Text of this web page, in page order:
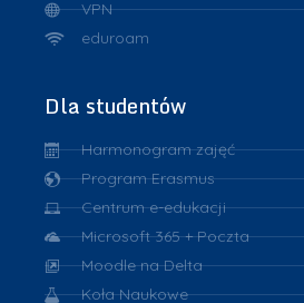
VPN
eduroam
Dla studentów
Harmonogram zajęć
Program Erasmus
Centrum e-edukacji
Microsoft 365 + Poczta
Moodle na Delta
Koła Naukowe